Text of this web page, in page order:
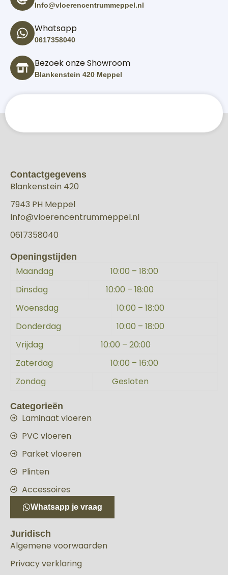
Info@vloerencentrummeppel.nl
Whatsapp
0617358040
Bezoek onze Showroom
Blankenstein 420 Meppel
Contactgegevens
Blankenstein 420
7943 PH Meppel
Info@vloerencentrummeppel.nl
0617358040
Openingstijden
Maandag
10:00 – 18:00
Dinsdag
10:00 – 18:00
Woensdag
10:00 – 18:00
Donderdag
10:00 – 18:00
Vrijdag
10:00 – 20:00
Zaterdag
10:00 – 16:00
Zondag
Gesloten
Categorieën
Laminaat vloeren
PVC vloeren
Parket vloeren
Plinten
Accessoires
Whatsapp je vraag
Juridisch
Algemene voorwaarden
Privacy verklaring